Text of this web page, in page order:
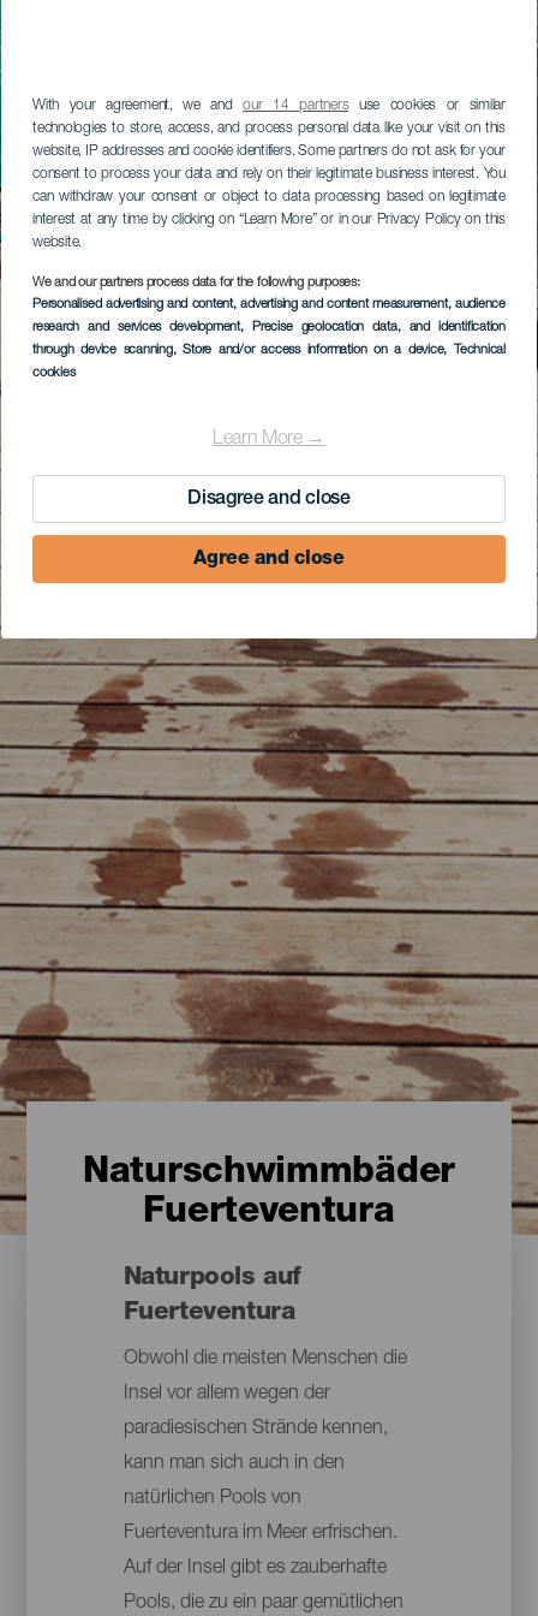
With your agreement, we andour 14 partnersuse cookies or similar
technologies to store, access, and process personal data like your visit on this
website, IP addresses and cookie identifiers. Some partners do not ask for your
consent to process your data and rely on their legitimate business interest. You
can withdraw your consent or object to data processing based on legitimate
interest at any time by clicking on “Learn More” or in our Privacy Policy on this
website.
We and our partners process data for the following purposes:
Personalised advertising and content, advertising and content measurement, audience
research and services development, Precise geolocation data, and identification
through device scanning, Store and/or access information on a device, Technical
cookies
Learn More →
Disagree and close
Agree and close
Naturschwimmbäder
Fuerteventura
Naturpools auf
Fuerteventura
Obwohl die meisten Menschen die
Insel vor allem wegen der
paradiesischen Strände kennen,
kann man sich auch in den
natürlichen Pools von
Fuerteventura im Meer erfrischen.
Auf der Insel gibt es zauberhafte
Pools, die zu ein paar gemütlichen